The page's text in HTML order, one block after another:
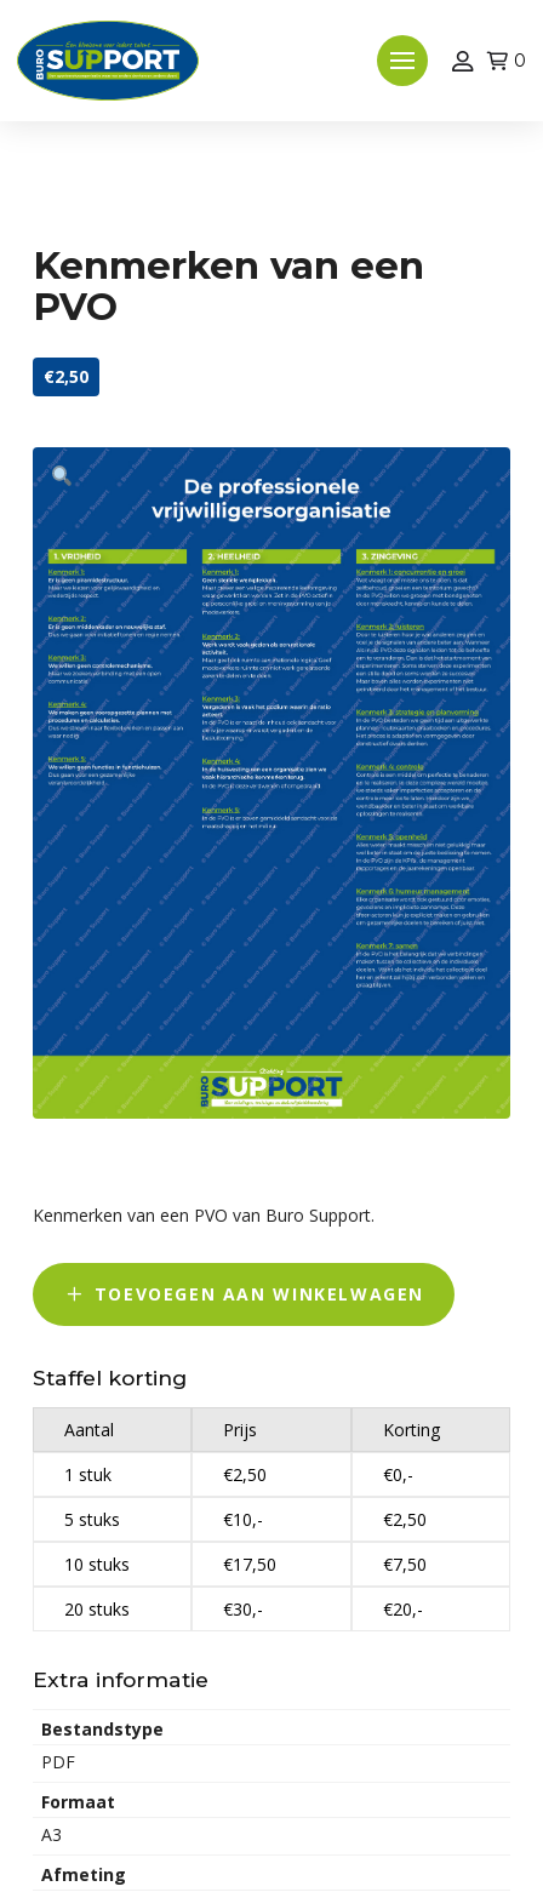
0
Kenmerken van een
PVO
€2,50
Kenmerken van een PVO van Buro Support.
TOEVOEGEN AAN WINKELWAGEN
Staffel korting
Aantal Prijs
Korting
1 stuk
€2,50
€0,-
5 stuks
€10,-
€2,50
10 stuks
€17,50
€7,50
20 stuks
€30,- €20,-
Extra informatie
Bestandstype
PDF
Formaat
A3
Afmeting